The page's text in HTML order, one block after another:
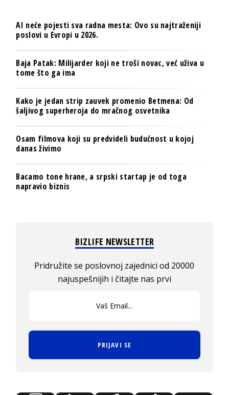
AI neće pojesti sva radna mesta: Ovo su najtraženiji
poslovi u Evropi u 2026.
Baja Patak: Milijarder koji ne troši novac, već uživa u
tome što ga ima
Kako je jedan strip zauvek promenio Betmena: Od
šaljivog superheroja do mračnog osvetnika
Osam filmova koji su predvideli budućnost u kojoj
danas živimo
Bacamo tone hrane, a srpski startap je od toga
napravio biznis
BIZLIFE NEWSLETTER
Pridružite se poslovnoj zajednici od 20000
najuspešnijih i čitajte nas prvi
PRIJAVI SE